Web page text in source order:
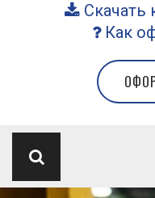
Скачать
Как